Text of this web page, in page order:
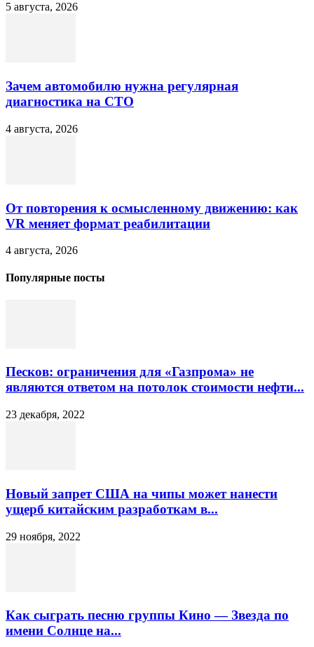
5 августа, 2026
Зачем автомобилю нужна регулярная
диагностика на СТО
4 августа, 2026
От повторения к осмысленному движению: как
VR меняет формат реабилитации
4 августа, 2026
Популярные посты
Песков: ограничения для «Газпрома» не
являются ответом на потолок стоимости нефти...
23 декабря, 2022
Новый запрет США на чипы может нанести
ущерб китайским разработкам в...
29 ноября, 2022
Как сыграть песню группы Кино — Звезда по
имени Солнце на...